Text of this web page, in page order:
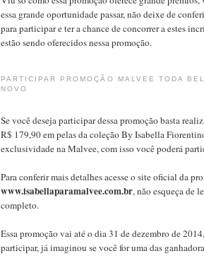
essa grande oportunidade passar, não deixe de
para participar e ter a chance de concorrer a estes
estão sendo oferecidos nessa promoção.
PARTICIPAR PROMOÇÃO MALVEE TODA
NOVO
Se você deseja participar dessa promoção basta
R$ 179,90 em pelas da coleção By Isabella
exclusividade na Malvee, com isso você poderá
Para conferir mais detalhes acesse o site oficial da
www.isabellaparamalvee.com.br, não esqueça de
completo.
Essa promoção vai até o dia 31 de dezembro de
participar, já imaginou se você for uma das